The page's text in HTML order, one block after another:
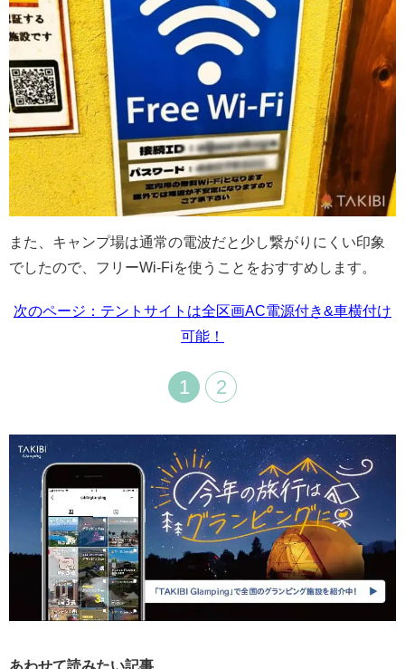
また、キャンプ場は通常の電波だと少し繋がりにくい印象
でしたので、フリーWi-Fiを使うことをおすすめします。
次のページ：テントサイトは全区画AC電源付き&車横付け
可能！
1 2
あわせて読みたい記事